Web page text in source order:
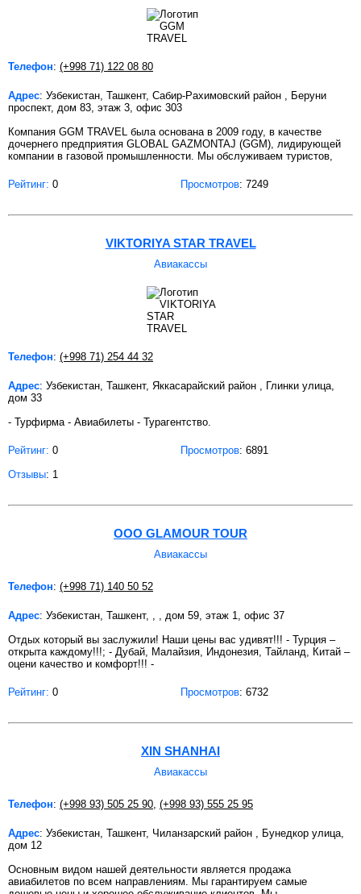
Телефон: (+998 71) 122 08 80
Адрес: Узбекистан, Ташкент, Сабир-Рахимовский район , Беруни
проспект, дом 83, этаж 3, офис 303
Компания GGM TRAVEL была основана в 2009 году, в качестве
дочернего предприятия GLOBAL GAZMONTAJ (GGM), лидирующей
компании в газовой промышленности. Мы обслуживаем туристов,
Рейтинг: 0 Просмотров: 7249
VIKTORIYA STAR TRAVEL
Авиакассы
Телефон: (+998 71) 254 44 32
Адрес: Узбекистан, Ташкент, Яккасарайский район , Глинки улица,
дом 33
- Турфирма - Авиабилеты - Турагентство.
Рейтинг: 0 Просмотров: 6891
Отзывы: 1
OOO GLAMOUR TOUR
Авиакассы
Телефон: (+998 71) 140 50 52
Адрес: Узбекистан, Ташкент, , , дом 59, этаж 1, офис 37
Отдых который вы заслужили! Наши цены вас удивят!!! - Турция –
открыта каждому!!!; - Дубай, Малайзия, Индонезия, Тайланд, Китай –
оцени качество и комфорт!!! -
Рейтинг: 0 Просмотров: 6732
XIN SHANHAI
Авиакассы
Телефон: (+998 93) 505 25 90 (+998 93) 555 25 95
Адрес: Узбекистан, Ташкент, Чиланзарский район , Бунедкор улица,
дом 12
Основным видом нашей деятельности является продажа
авиабилетов по всем направлениям. Мы гарантируем самые